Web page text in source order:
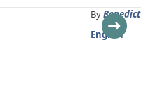
By
English